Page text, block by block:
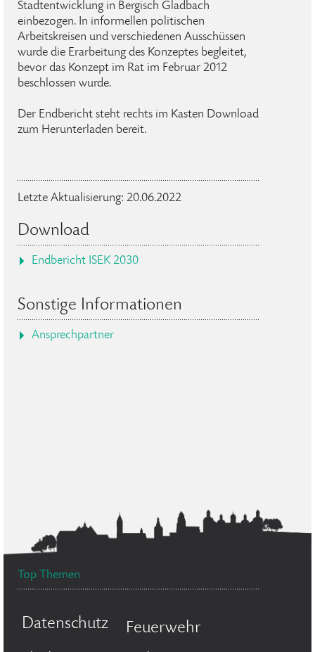
Stadtentwicklung in Bergisch Gladbach
einbezogen. In informellen politischen
Arbeitskreisen und verschiedenen Ausschüssen
wurde die Erarbeitung des Konzeptes begleitet,
bevor das Konzept im Rat im Februar 2012
beschlossen wurde.
Der Endbericht steht rechts im Kasten Download
zum Herunterladen bereit.
Letzte Aktualisierung: 20.06.2022
Download
Endbericht ISEK 2030
Sonstige Informationen
Ansprechpartner
Top Themen
Datenschutz
Feuerwehr